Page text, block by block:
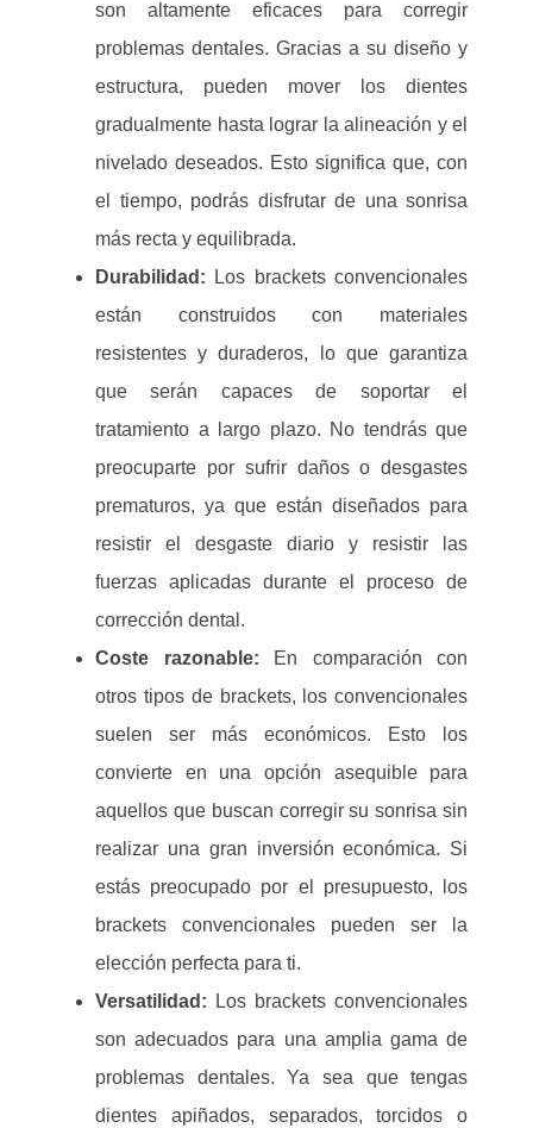
son altamente eficaces para corregir
problemas dentales. Gracias a su diseño y
estructura, pueden mover los dientes
gradualmente hasta lograr la alineación y el
nivelado deseados. Esto significa que, con
el tiempo, podrás disfrutar de una sonrisa
más recta y equilibrada.
Durabilidad: Los brackets convencionales
están construidos con materiales
resistentes y duraderos, lo que garantiza
que serán capaces de soportar el
tratamiento a largo plazo. No tendrás que
preocuparte por sufrir daños o desgastes
prematuros, ya que están diseñados para
resistir el desgaste diario y resistir las
fuerzas aplicadas durante el proceso de
corrección dental.
Coste razonable: En comparación con
otros tipos de brackets, los convencionales
suelen ser más económicos. Esto los
convierte en una opción asequible para
aquellos que buscan corregir su sonrisa sin
realizar una gran inversión económica. Si
estás preocupado por el presupuesto, los
brackets convencionales pueden ser la
elección perfecta para ti.
Versatilidad: Los brackets convencionales
son adecuados para una amplia gama de
problemas dentales. Ya sea que tengas
dientes apiñados, separados, torcidos o